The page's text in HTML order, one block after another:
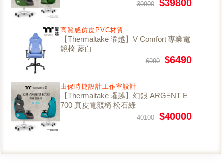
39900 $39800
高質感仿皮PVC材質
【Thermaltake 曜越】V Comfort 專業電
競椅 藍白
6990 $6490
由保時捷設計工作室設計
【Thermaltake 曜越】幻銀 ARGENT E
700 真皮電競椅 松石綠
40100 $40000